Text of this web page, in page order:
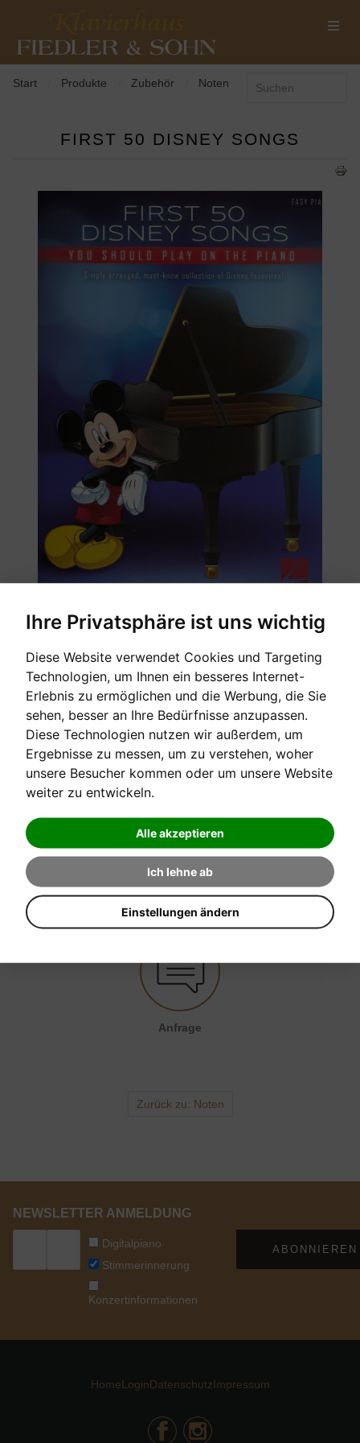
Ihre Privatsphäre ist uns wichtig
Diese Website verwendet Cookies und Targeting
Technologien, um Ihnen ein besseres Internet-
Erlebnis zu ermöglichen und die Werbung, die Sie
sehen, besser an Ihre Bedürfnisse anzupassen.
Diese Technologien nutzen wir außerdem, um
Ergebnisse zu messen, um zu verstehen, woher
unsere Besucher kommen oder um unsere Website
weiter zu entwickeln.
Alle akzeptieren
Ich lehne ab
Einstellungen ändern
Start Produkte Zubehör Noten
FIRST 50 DISNEY SONGS
Simply arranged, must-know collection of Disney
favorites!
[sofort verfügbar]
Verkaufspreis:
34,00 €
EINE FRAGE ZUM PRODUKT STELLEN
Anfrage
Zurück zu: Noten
NEWSLETTER ANMELDUNG
Digitalpiano
Stimmerinnerung
Konzertinformationen
ABONNIEREN
HomeLoginDatenschutzImpressum